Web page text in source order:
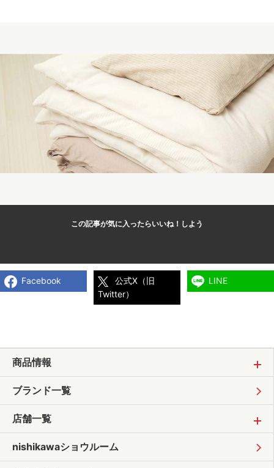
この記事が気に入ったらいいね！しよう
Facebook
公式X（旧
Twitter）
LINE
商品情報
ブランド一覧
店舗一覧
nishikawaショウルーム